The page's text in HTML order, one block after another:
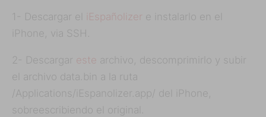
1- Descargar el iEspañolizer e instalarlo en el
iPhone, via SSH.
2- Descargar este archivo, descomprimirlo y subir
el archivo data.bin a la ruta
/Applications/iEspanolizer.app/ del iPhone,
sobreescribiendo el original.